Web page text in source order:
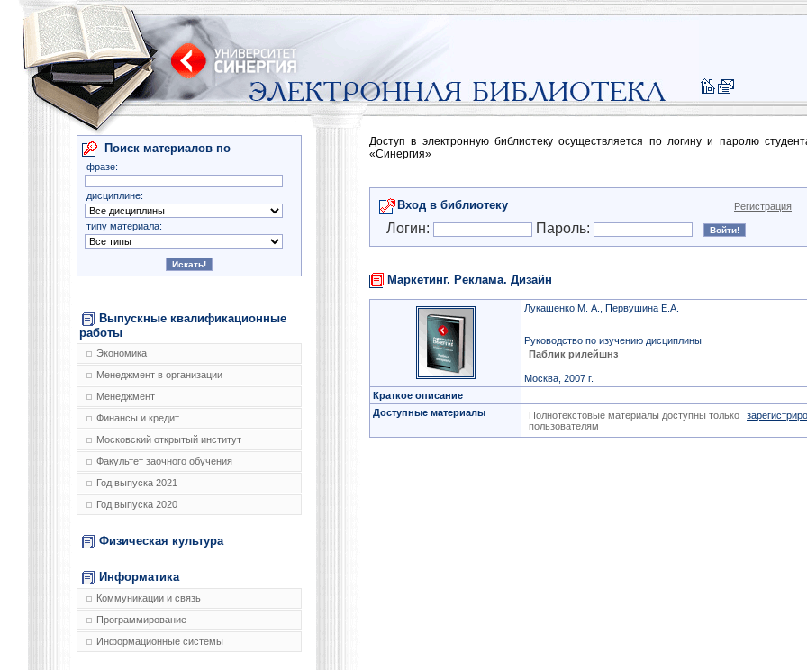
Поиск материалов по
фразе:
дисциплине:
типу материала:
Выпускные квалификационные
работы
Экономика
Менеджмент в организации
Менеджмент
Финансы и кредит
Московский открытый институт
Факультет заочного обучения
Год выпуска 2021
Год выпуска 2020
Физическая культура
Информатика
Коммуникации и связь
Программирование
Информационные системы
Доступ в электронную библиотеку осуществляется по логину и паролю
«Синергия»
Вход в библиотеку Регистрация
Логин: Пароль:
Маркетинг. Реклама. Дизайн
Лукашенко М. А., Первушина Е.А.
Руководство по изучению дисциплины
Паблик рилейшнз
Москва, 2007 г.
Краткое описание
Доступные материалы
Полнотекстовые материалы доступны только
пользователям